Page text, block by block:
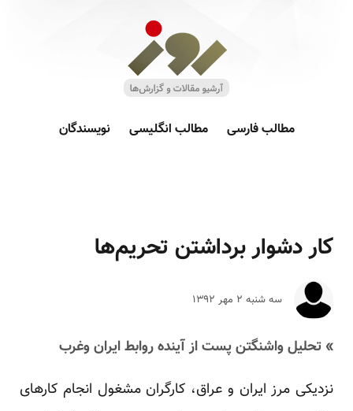
مطالب فارسی مطالب انگلیسی نویسندگان
کار دشوار برداشتن تحریم‌‌ها
سه شنبه ۲ مهر ۱۳۹۲
» تحلیل واشنگتن پست از آینده روابط ایران وغرب
نزدیکی مرز ایران و عراق، کارگران مشغول انجام کارهای